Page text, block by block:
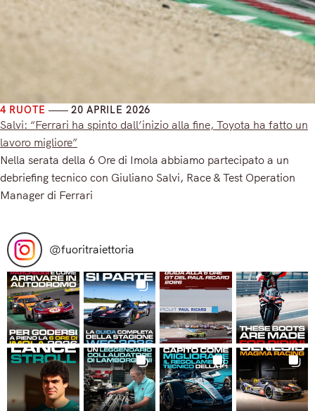
4 RUOTE 20 APRILE 2026
Salvi: “Ferrari ha spinto dall’inizio alla fine, Toyota ha fatto un
lavoro migliore”
Nella serata della 6 Ore di Imola abbiamo partecipato a un
debriefing tecnico con Giuliano Salvi, Race & Test Operation
Manager di Ferrari
@fuoritraiettoria